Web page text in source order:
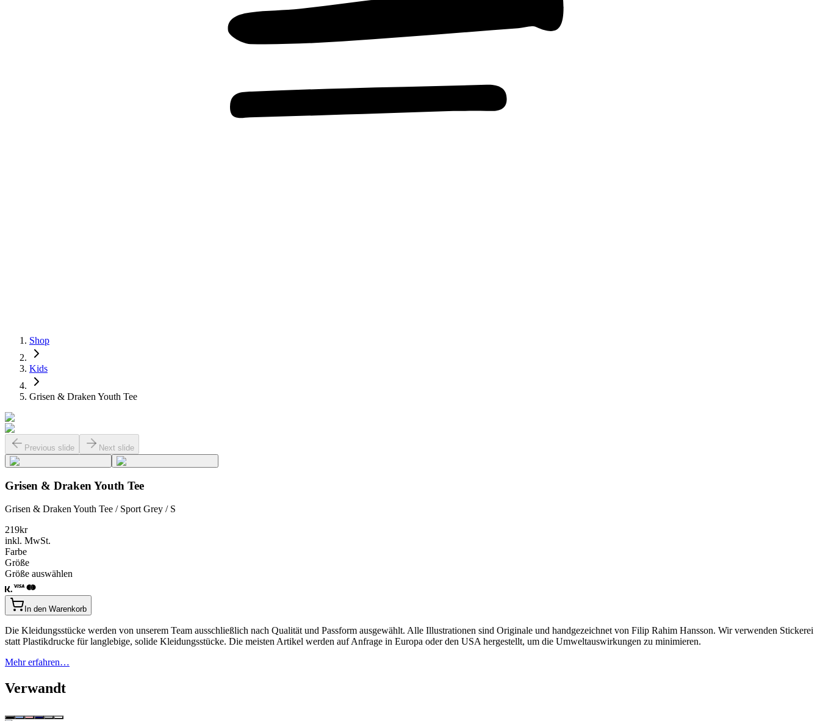
Shop
Kids
Grisen & Draken Youth Tee
Previous slide Next slide
Grisen & Draken Youth Tee
Grisen & Draken Youth Tee / Sport Grey / S
219kr
inkl. MwSt.
Farbe
Größe
Größe auswählen
In den Warenkorb
Die Kleidungsstücke werden von unserem Team ausschließlich nach Qualität und Passform ausgewählt. Alle Illustrationen sind Originale und handgezeichnet von Filip Rahim Hansson. Wir verwenden Stickerei
statt Plastikdrucke für langlebige, solide Kleidungsstücke. Die meisten Artikel werden auf Anfrage in Europa oder den USA hergestellt, um die Umweltauswirkungen zu minimieren.
Mehr erfahren…
Verwandt